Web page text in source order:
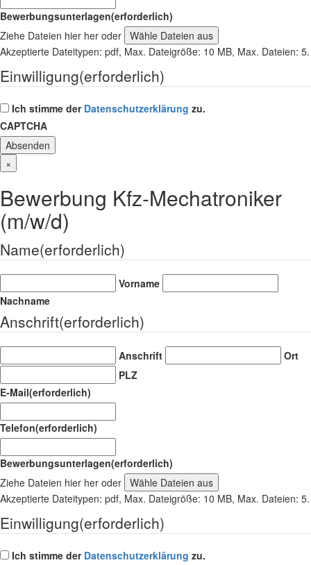
Bewerbungsunterlagen(erforderlich)
Ziehe Dateien hier her oder Wähle Dateien aus
Akzeptierte Dateitypen: pdf, Max. Dateigröße: 10 MB, Max. Dateien: 5.
Einwilligung(erforderlich)
Ich stimme der Datenschutzerklärung zu.
CAPTCHA
×
Bewerbung Kfz-Mechatroniker
(m/w/d)
Name(erforderlich)
Vorname
Nachname
Anschrift(erforderlich)
Anschrift
Ort
PLZ
E-Mail(erforderlich)
Telefon(erforderlich)
Bewerbungsunterlagen(erforderlich)
Ziehe Dateien hier her oder Wähle Dateien aus
Akzeptierte Dateitypen: pdf, Max. Dateigröße: 10 MB, Max. Dateien: 5.
Einwilligung(erforderlich)
Ich stimme der Datenschutzerklärung zu.